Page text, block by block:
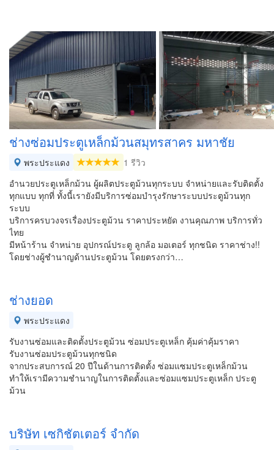
ช่างซ่อมประตูเหล็กม้วนสมุทรสาคร มหาชัย
พระประแดง
1 รีวิว
อำนวยประตูเหล็กม้วน ผู้ผลิตประตูม้วนทุกระบบ จำหน่ายและรับติดตั้ง
ทุกแบบ ทุกที่ ทั้งนี้เรายังมีบริการซ่อมบำรุงรักษาระบบประตูม้วนทุก
ระบบ
บริการครบวงจรเรื่องประตูม้วน ราคาประหยัด งานคุณภาพ บริการทั่ว
ไทย
มีหน้าร้าน จำหน่าย อุปกรณ์ประตู ลูกล้อ มอเตอร์ ทุกชนิด ราคาช่าง!!
โดยช่างผู้ชำนาญด้านประตูม้วน โดยตรงกว่า…
ช่างยอด
พระประแดง
รับงานซ่อมและติดตั้งประตูม้วน ซ่อมประตูเหล็ก คุ้มค่าคุ้มราคา
รับงานซ่อมประตูม้วนทุกชนิด
จากประสบการณ์ 20 ปีในด้านการติดตั้ง ซ่อมแซมประตูเหล็กม้วน
ทำให้เรามีความชำนาญในการติดตั้งและซ่อมแซมประตูเหล็ก ประตู
ม้วน
บริษัท เซกิชัตเตอร์ จำกัด